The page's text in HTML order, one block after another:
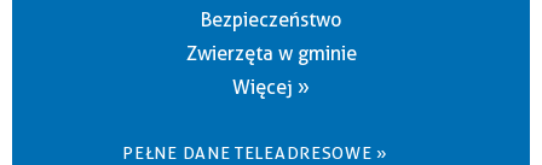
Bezpieczeństwo
Zwierzęta w gminie
Więcej »
PEŁNE DANE TELEADRESOWE »